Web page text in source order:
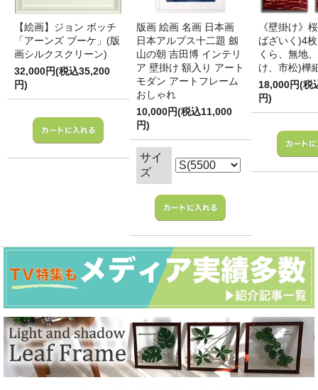
【絵画】ジョン ボッチ
「アーンズ ブーケ」(版
画シルクスクリーン)
32,000円(税込35,200
円)
版画 絵画 名画 日本画
日本アルプス十二題 劔
山の朝 吉田博 インテリ
ア 壁掛け 額入り アート
モダン アートフレーム
おしゃれ
10,000円(税込11,000
円)
サイ
ズ
《壁掛け》
ばざいく)4
くら、無地
け、市松)樺
18,000円(税
円)